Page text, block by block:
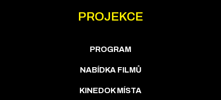
PROJEKCE
PROGRAM
NABÍDKA FILMŮ
KINEDOK MÍSTA